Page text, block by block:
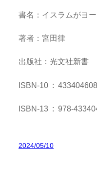
書名：イスラムがヨ
著者：宮田律
出版社：光文社新書
ISBN-10 ‏ :
ISBN-13 ‏ : ‎ 978-
2024/05/10